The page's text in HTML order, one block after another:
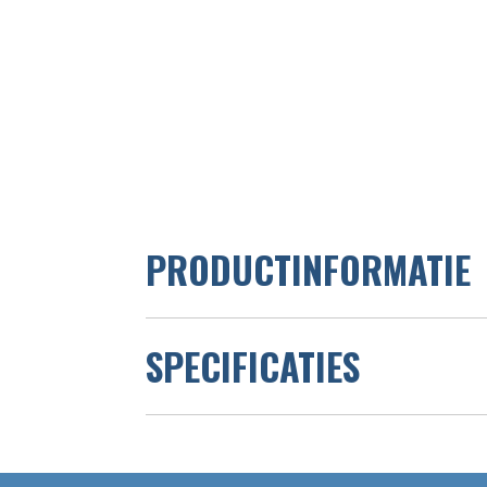
PRODUCTINFORMATIE
SPECIFICATIES